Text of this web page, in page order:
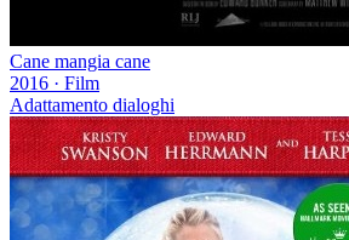
Cane mangia cane
2016 · Film
Adattamento dialoghi